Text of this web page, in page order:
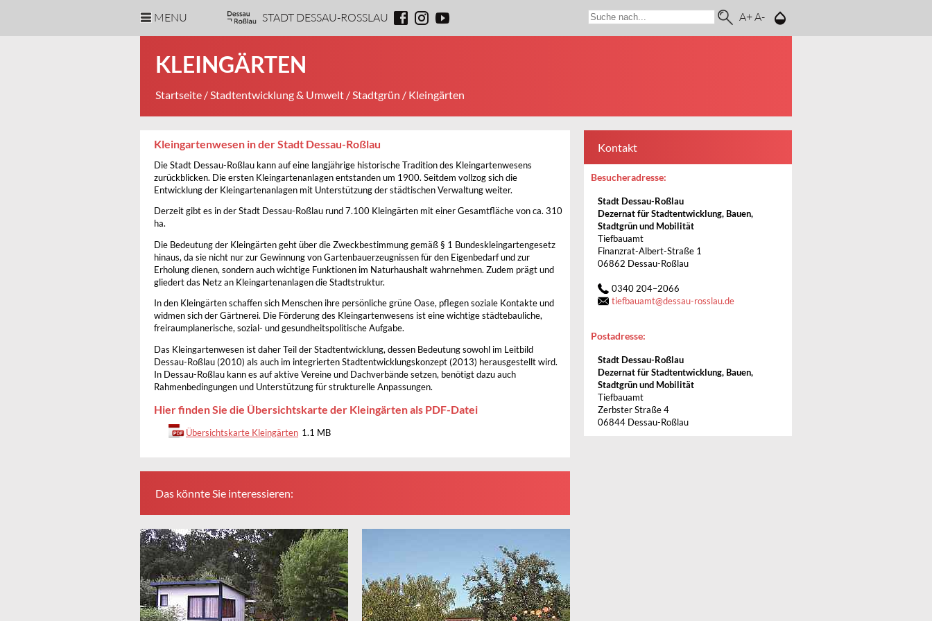
MENU STADT DESSAU-ROSSLAU A+A-
KLEINGÄRTEN
Startseite /Stadtentwicklung & Umwelt /Stadtgrün / Kleingärten
Kleingartenwesen in der Stadt Dessau-Roßlau
Die Stadt Dessau-Roßlau kann auf eine langjährige historische Tradition des Kleingartenwesens
zurückblicken. Die ersten Kleingartenanlagen entstanden um 1900. Seitdem vollzog sich die
Entwicklung der Kleingartenanlagen mit Unterstützung der städtischen Verwaltung weiter.
Derzeit gibt es in der Stadt Dessau-Roßlau rund 7.100 Kleingärten mit einer Gesamtfläche von ca. 310
ha.
Die Bedeutung der Kleingärten geht über die Zweckbestimmung gemäß § 1 Bundeskleingartengesetz
hinaus, da sie nicht nur zur Gewinnung von Gartenbauerzeugnissen für den Eigenbedarf und zur
Erholung dienen, sondern auch wichtige Funktionen im Naturhaushalt wahrnehmen. Zudem prägt und
gliedert das Netz an Kleingartenanlagen die Stadtstruktur.
In den Kleingärten schaffen sich Menschen ihre persönliche grüne Oase, pflegen soziale Kontakte und
widmen sich der Gärtnerei. Die Förderung des Kleingartenwesens ist eine wichtige städtebauliche,
freiraumplanerische, sozial- und gesundheitspolitische Aufgabe.
Das Kleingartenwesen ist daher Teil der Stadtentwicklung, dessen Bedeutung sowohl im Leitbild
Dessau-Roßlau (2010) als auch im integrierten Stadtentwicklungskonzept (2013) herausgestellt wird.
In Dessau-Roßlau kann es auf aktive Vereine und Dachverbände setzen, benötigt dazu auch
Rahmenbedingungen und Unterstützung für strukturelle Anpassungen.
Hier finden Sie die Übersichtskarte der Kleingärten als PDF-Datei
Übersichtskarte Kleingärten 1.1 MB
Das könnte Sie interessieren:
Kontakt
Besucheradresse:
Stadt Dessau-Roßlau
Dezernat für Stadtentwicklung, Bauen,
Stadtgrün und Mobilität
Tiefbauamt
Finanzrat-Albert-Straße 1
06862 Dessau-Roßlau
0340 204–2066
tiefbauamt@dessau-rosslau.de
Postadresse:
Stadt Dessau-Roßlau
Dezernat für Stadtentwicklung, Bauen,
Stadtgrün und Mobilität
Tiefbauamt
Zerbster Straße 4
06844 Dessau-Roßlau